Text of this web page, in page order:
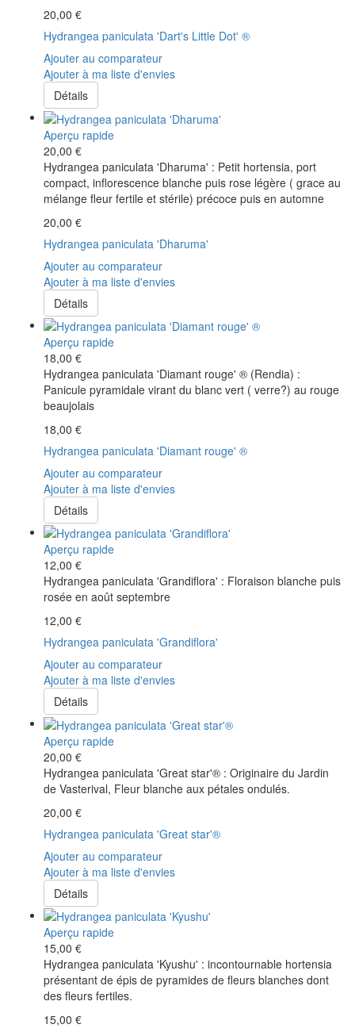
20,00 €
Hydrangea paniculata 'Dart's Little Dot' ®
Ajouter au comparateur
Ajouter à ma liste d'envies
Détails
Aperçu rapide
20,00 €
Hydrangea paniculata 'Dharuma' : Petit hortensia, port
compact, inflorescence blanche puis rose légère ( grace au
mélange fleur fertile et stérile) précoce puis en automne
20,00 €
Hydrangea paniculata 'Dharuma'
Ajouter au comparateur
Ajouter à ma liste d'envies
Détails
Aperçu rapide
18,00 €
Hydrangea paniculata 'Diamant rouge' ® (Rendia) :
Panicule pyramidale virant du blanc vert ( verre?) au rouge
beaujolais
18,00 €
Hydrangea paniculata 'Diamant rouge' ®
Ajouter au comparateur
Ajouter à ma liste d'envies
Détails
Aperçu rapide
12,00 €
Hydrangea paniculata 'Grandiflora' : Floraison blanche puis
rosée en août septembre
12,00 €
Hydrangea paniculata 'Grandiflora'
Ajouter au comparateur
Ajouter à ma liste d'envies
Détails
Aperçu rapide
20,00 €
Hydrangea paniculata 'Great star'® : Originaire du Jardin
de Vasterival, Fleur blanche aux pétales ondulés.
20,00 €
Hydrangea paniculata 'Great star'®
Ajouter au comparateur
Ajouter à ma liste d'envies
Détails
Aperçu rapide
15,00 €
Hydrangea paniculata 'Kyushu' : incontournable hortensia
présentant de épis de pyramides de fleurs blanches dont
des fleurs fertiles.
15,00 €